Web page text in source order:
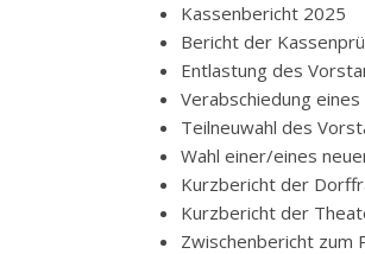
Kassenbericht 2025
Bericht der
Entlastung des
Verabschiedung
Teilneuwahl des
Wahl einer/eines
Kurzbericht der
Kurzbericht der
Zwischenbericht zum